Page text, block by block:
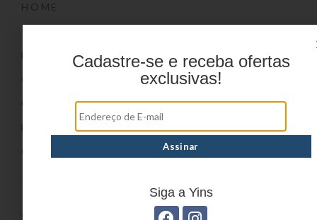
HOME
DÚVIDAS FREQUENTES
CATÁLOGOS
Cadastre-se e receba ofertas
exclusivas!
Siga a Yins